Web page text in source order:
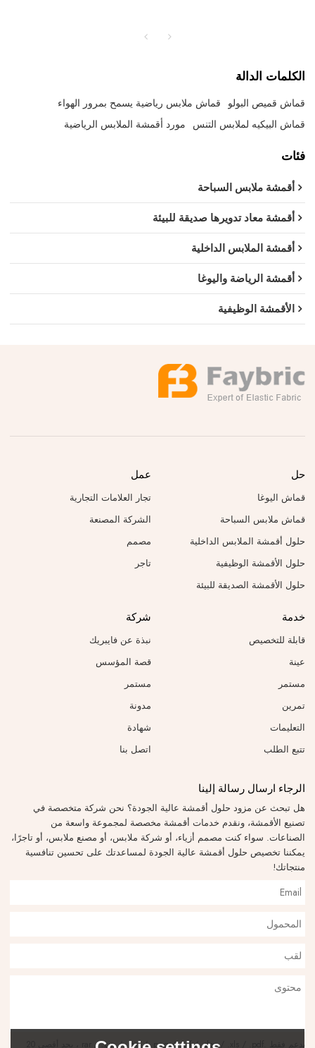
الكلمات الدالة
قماش قميص البولو قماش ملابس رياضية يسمح بمرور الهواء
قماش البيكيه لملابس التنس مورد أقمشة الملابس الرياضية
فئات
أقمشة ملابس السباحة
أقمشة معاد تدويرها صديقة للبيئة
أقمشة الملابس الداخلية
أقمشة الرياضة واليوغا
الأقمشة الوظيفية
حل
قماش اليوغا
قماش ملابس السباحة
حلول أقمشة الملابس الداخلية
حلول الأقمشة الوظيفية
حلول الأقمشة الصديقة للبيئة
عمل
تجار العلامات التجارية
الشركة المصنعة
مصمم
تاجر
خدمة
قابلة للتخصيص
عينة
مستمر
تمرين
التعليمات
تتبع الطلب
شركة
نبذة عن فايبريك
قصة المؤسس
مستمر
مدونة
شهادة
اتصل بنا
الرجاء ارسال رسالة إلينا
هل تبحث عن مزود حلول أقمشة عالية الجودة؟ نحن شركة متخصصة في
تصنيع الأقمشة، ونقدم خدمات أقمشة مخصصة لمجموعة واسعة من
الصناعات. سواء كنت مصمم أزياء، أو شركة ملابس، أو مصنع ملابس، أو تاجرًا،
يمكننا تخصيص حلول أقمشة عالية الجودة لمساعدتك على تحسين تنافسية
منتجاتك!